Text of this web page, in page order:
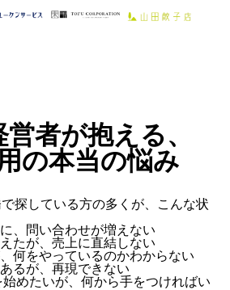
者が抱える、
の本当の悩み
探している方の多くが、こんな状
、問い合わせが増えない
たが、売上に直結しない
何をやっているのかわからない
るが、再現できない
めたいが、何から手をつければい